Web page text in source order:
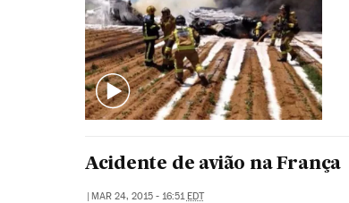
Acidente de avião na França
| MAR 24, 2015 - 16:51EDT